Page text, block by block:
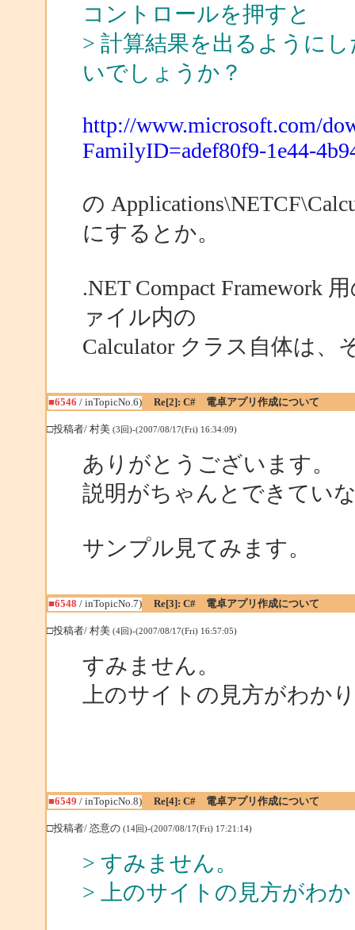
コントロールを押すと
> 計算結果を出るように
いでしょうか？
http://www.microsoft.com/
FamilyID=adef80f9-1e44-
の
にするとか。
.NET Compact Framework
ァイル内の
Calculator クラス自体は
■6546 / inTopicNo.6) Re[2]: C# 電卓アプリ作成について
□投稿者/ 村美 (3回)-(2007/08/17(Fri) 16:34:09)
ありがとうございます。
説明がちゃんとできてい
サンプル見てみます。
■6548 / inTopicNo.7) Re[3]: C# 電卓アプリ作成について
□投稿者/ 村美 (4回)-(2007/08/17(Fri) 16:57:05)
すみません。
上のサイトの見方がわか
■6549 / inTopicNo.8) Re[4]: C# 電卓アプリ作成について
□投稿者/ 恣意の (14回)-(2007/08/17(Fri) 17:21:14)
> すみません。
> 上のサイトの見方がわ